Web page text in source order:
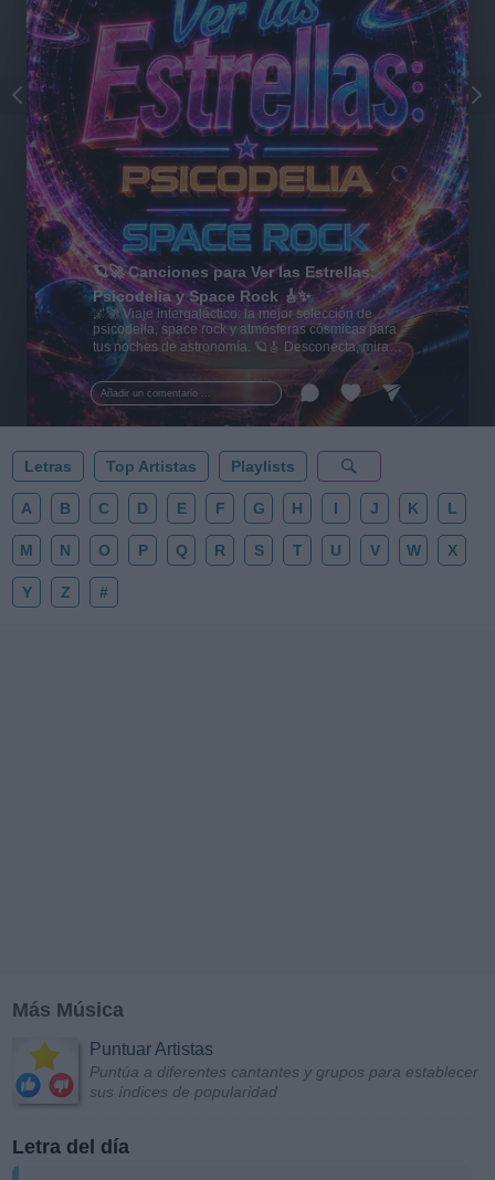
Añadir un comentario ...
🪐🚀 Canciones para Ver las Estrellas:
Psicodelia y Space Rock 🎸✨
🌌🚀 Viaje intergaláctico: la mejor selección de
psicodelia, space rock y atmósferas cósmicas para
tus noches de astronomía. 🪐🎸 Desconecta, mira
al firmamento y siente la gravedad cero. 💾 ¡Guarda
esta colección para tu próxima noche estrellada!
✨⭐
Letras Top Artistas Playlists
A B C D E F G H I J K L
M N O P Q R S T U V W X
Y Z #
Más Música
Puntuar Artistas
Puntúa a diferentes cantantes y grupos para establecer
sus índices de popularidad
Letra del día